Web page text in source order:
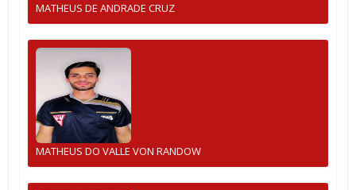
MATHEUS DE ANDRADE CRUZ
MATHEUS DO VALLE VON RANDOW